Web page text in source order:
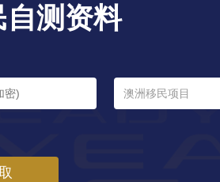
测资料
澳洲移民项目